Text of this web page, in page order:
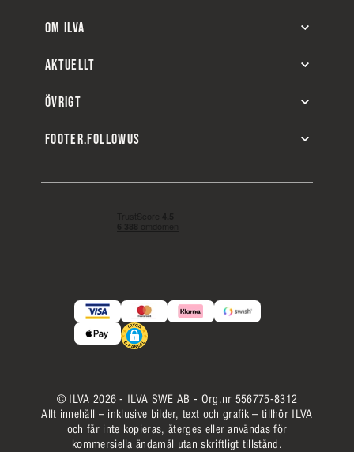
OM ILVA
AKTUELLT
ÖVRIGT
FOOTER.FOLLOWUS
© ILVA 2026 - ILVA SWE AB - Org.nr 556775-8312
Allt innehåll – inklusive bilder, text och grafik – tillhör ILVA
och får inte kopieras, återges eller användas för
kommersiella ändamål utan skriftligt tillstånd.